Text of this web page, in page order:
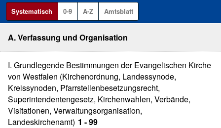
Systematisch 0-9 A-Z Amtsblatt
A. Verfassung und Organisation
I. Grundlegende Bestimmungen der Evangelischen Kirche
von Westfalen (Kirchenordnung, Landessynode,
Kreissynoden, Pfarrstellenbesetzungsrecht,
Superintendentengesetz, Kirchenwahlen, Verbände,
Visitationen, Verwaltungsorganisation,
Landeskirchenamt) 1 - 99